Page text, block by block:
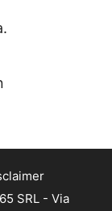
SRL - Via